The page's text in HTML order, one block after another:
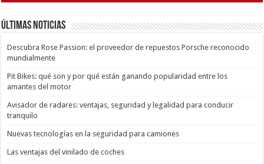
Últimas Noticias
Descubra Rose Passion: el proveedor de repuestos Porsche reconocido
mundialmente
Pit Bikes: qué son y por qué están ganando popularidad entre los
amantes del motor
Avisador de radares: ventajas, seguridad y legalidad para conducir
tranquilo
Nuevas tecnologías en la seguridad para camiones
Las ventajas del vinilado de coches